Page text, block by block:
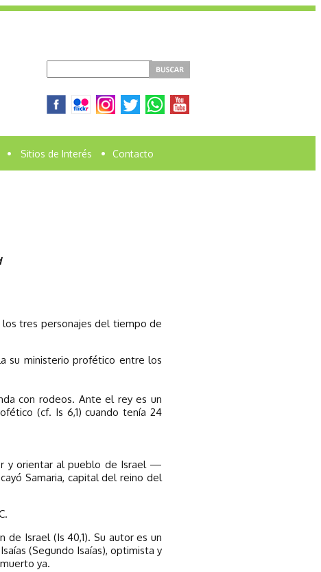
• Sitios de Interés • Contacto
los tres personajes del tiempo de
su ministerio profético entre los
con rodeos. Ante el rey es un
(cf. Is 6,1) cuando tenía 24
y orientar al pueblo de Israel —
Samaria, capital del reino del
Israel (Is 40,1). Su autor es un
(Segundo Isaías), optimista y
ya.